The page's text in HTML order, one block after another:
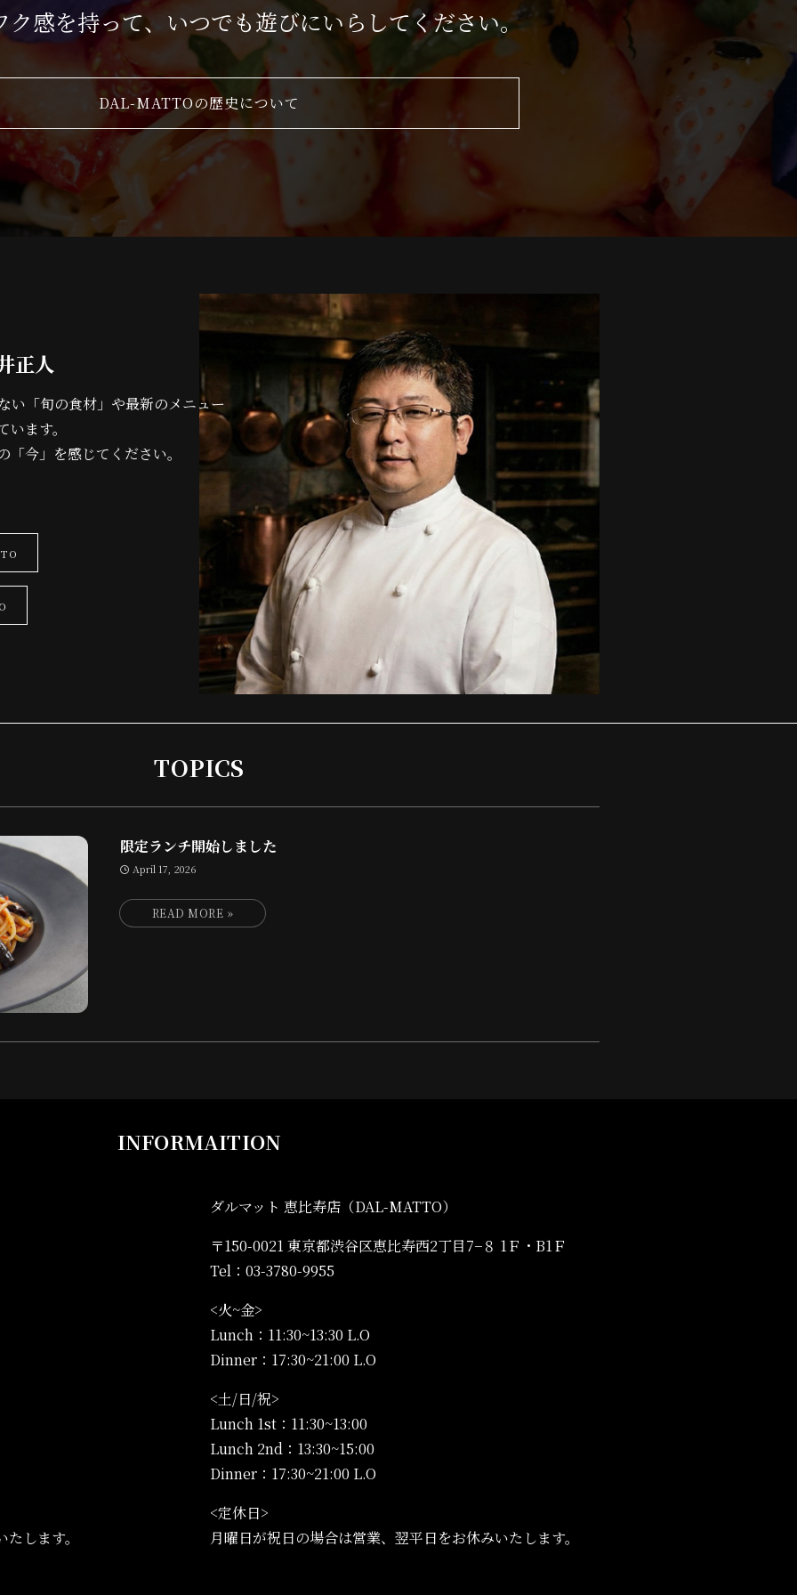
ク感を持って、いつでも遊びにいらしてください。
DAL-MATTOの歴史について
正人
い「旬の食材」や最新のメニュー
ます。
今」を感じてください。
TOPICS
限定ランチ開始しました
April 17, 2026
INFORMAITION
します。
ダルマット 恵比寿店（DAL-MATTO）
〒150-0021 東京都渋谷区恵比寿西2丁目7−８ 1Ｆ・B1Ｆ
Tel：03-3780-9955
<火~金>
Lunch：11:30~13:30 L.O
Dinner：17:30~21:00 L.O
<土/日/祝>
Lunch 1st：11:30~13:00
Lunch 2nd：13:30~15:00
Dinner：17:30~21:00 L.O
<定休日>
月曜日が祝日の場合は営業、翌平日をお休みいたします。
©Dal-matto｜ 食マニアを熱狂させるイタリアン.